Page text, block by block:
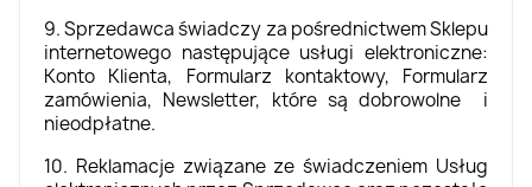
9. Sprzedawca świadczy za pośrednictwem Sklepu
internetowego następujące usługi elektroniczne:
Konto Klienta, Formularz kontaktowy, Formularz
zamówienia, Newsletter, które są dobrowolne i
nieodpłatne.
10. Reklamacje związane ze świadczeniem Usług